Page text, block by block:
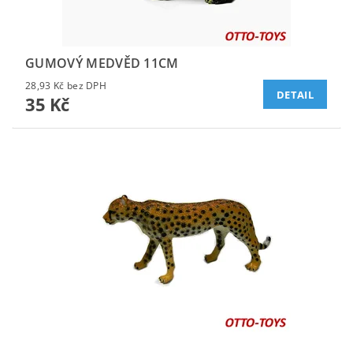
GUMOVÝ MEDVĚD 11CM
28,93 Kč bez DPH
35 Kč DETAIL